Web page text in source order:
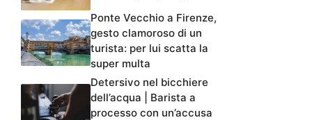
Ponte Vecchio a Firenze,
gesto clamoroso di un
turista: per lui scatta la
super multa
Detersivo nel bicchiere
dell’acqua | Barista a
processo con un’accusa